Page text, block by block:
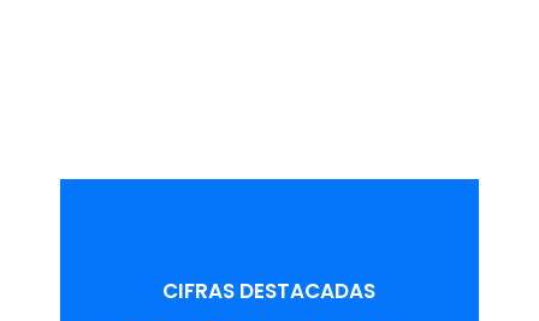
CIFRAS DESTACADAS